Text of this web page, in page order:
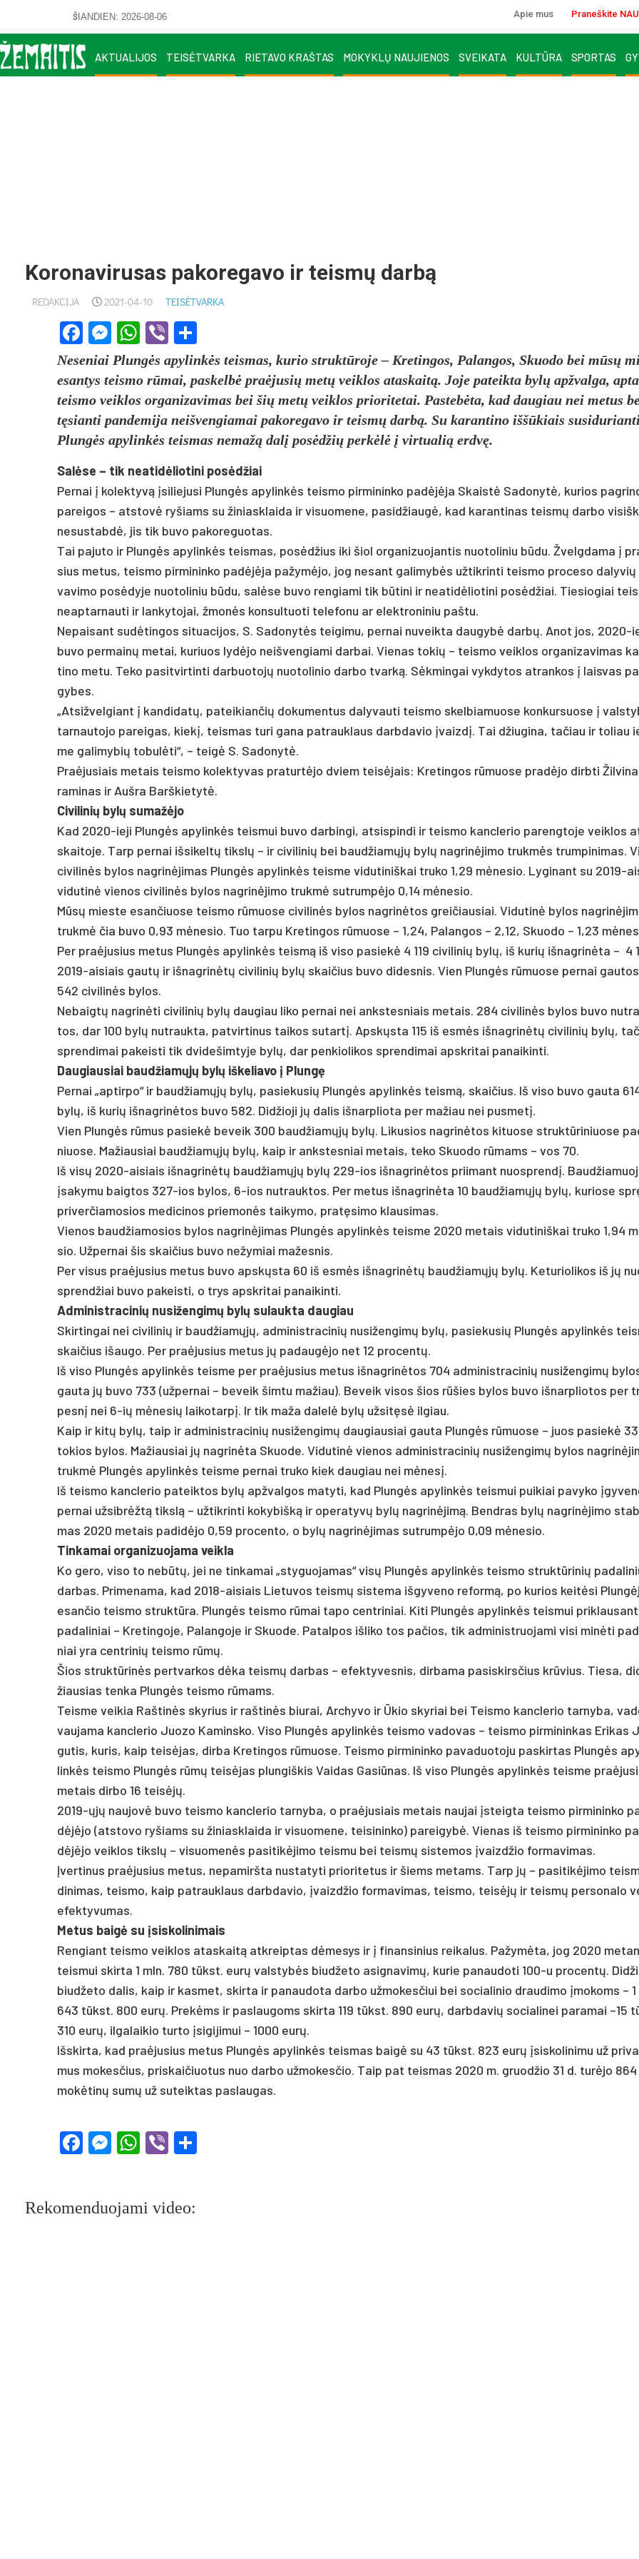
ŠIANDIEN: 2026-08-06 Apie mus Praneškite
AKTUALIJOS TEISĖTVARKA RIETAVO KRAŠTAS MOKYKLŲ NAUJIENOS SVEIKATA KULTŪRA SPORTAS
Koronavirusas pakoregavo ir teismų darbą
REDAKCIJA 2021-04-10 TEISĖTVARKA
Facebook
Messenger
WhatsApp
Viber
Ne­se­niai Plungės apy­linkės teis­mas, ku­rio struktū­ro­je – Kre­tin­gos, Pa­lan­gos, Skuo­do bei mūsų
esan­tys teis­mo rūmai, pa­skelbė pra­ėju­sių metų veik­los ata­skaitą. Jo­je pa­teik­ta bylų ap­žval­ga,
teis­mo veik­los or­ga­ni­za­vi­mas bei šių metų veik­los prio­ri­te­tai. Pas­tebė­ta, kad dau­giau nei me­tus
tęsian­ti pan­de­mi­ja neiš­ven­gia­mai pa­ko­re­ga­vo ir teismų darbą. Su ka­ran­ti­no iššū­kiais
Plungės apy­linkės teis­mas ne­mažą dalį po­sėdžių per­kėlė į vir­tua­lią erdvę.
Salė­se – tik nea­tidė­lio­ti­ni po­sėdžiai
Per­nai į ko­lek­tyvą įsi­lie­ju­si Plungės apy­linkės teis­mo pir­mi­nin­ko pa­dėjėja Skaistė Sa­do­nytė, ku­rios
pa­rei­gos – at­stovė ry­šiams su ži­niask­lai­da ir vi­suo­me­ne, pa­si­džiaugė, kad ka­ran­ti­nas teismų dar­bo
ne­sus­tabdė, jis tik bu­vo pa­ko­re­guo­tas.
Tai pa­ju­to ir Plungės apy­linkės teis­mas, po­sėdžius iki šiol or­ga­ni­zuo­jan­tis nuo­to­li­niu būdu. Žvelg­da­ma į
sius me­tus, teis­mo pir­mi­nin­ko pa­dėjėja pa­žymė­jo, jog ne­sant ga­li­mybės už­tik­rin­ti teis­mo pro­ce­so
va­vi­mo po­sėdy­je nuo­to­li­niu būdu, salė­se bu­vo ren­gia­mi tik būti­ni ir nea­tidė­lio­ti­ni po­sėdžiai. Tie­sio­giai
neap­tar­nau­ti ir lan­ky­to­jai, žmonės kon­sul­tuo­ti te­le­fo­nu ar elekt­ro­ni­niu pa­štu.
Ne­pai­sant su­dėtin­gos si­tua­ci­jos, S. Sa­do­nytės tei­gi­mu, per­nai nu­veik­ta dau­gybė darbų. Anot jos, 2020-
bu­vo per­mainų me­tai, ku­riuos lydė­jo neiš­ven­gia­mi dar­bai. Vie­nas to­kių – teis­mo veik­los or­ga­ni­za­vi­mas
ti­no me­tu. Te­ko pa­si­tvir­tin­ti dar­buo­tojų nuo­to­li­nio dar­bo tvarką. Sėkmin­gai vyk­dy­tos at­ran­kos į lais­vas
gy­bes.
„At­siž­vel­giant į kan­di­datų, pa­tei­kian­čių do­ku­men­tus da­ly­vau­ti teis­mo skel­bia­muo­se kon­kur­suo­se į
tar­nau­to­jo pa­rei­gas, kiekį, teis­mas tu­ri ga­na pa­trauk­laus darb­da­vio įvaizdį. Tai džiu­gi­na, ta­čiau ir to­liau
me ga­li­my­bių to­bulė­ti“, – teigė S. Sa­do­nytė.
Praė­ju­siais me­tais teis­mo ko­lek­ty­vas pra­turtė­jo dviem teisė­jais: Kre­tin­gos rūmuo­se pra­dėjo dirb­ti
ra­mi­nas ir Auš­ra Barš­kie­tytė.
Ci­vi­li­nių bylų su­mažė­jo
Kad 2020-ie­ji Plungės apy­linkės teis­mui bu­vo dar­bin­gi, at­si­spin­di ir teis­mo kanc­le­rio pa­reng­to­je veik­los
skai­to­je. Tarp per­nai iš­si­keltų tikslų – ir ci­vi­li­nių bei baud­žiamųjų bylų nag­rinė­ji­mo trukmės trum­pi­ni­mas.
ci­vi­linės by­los nag­rinė­ji­mas Plungės apy­linkės teis­me vi­du­ti­niš­kai tru­ko 1,29 mėne­sio. Ly­gi­nant su 2019-
vi­du­tinė vie­nos ci­vi­linės by­los nag­rinė­ji­mo trukmė su­trumpė­jo 0,14 mėne­sio.
Mūsų mies­te esan­čiuo­se teis­mo rūmuo­se ci­vi­linės by­los nag­rinė­tos grei­čiau­siai. Vi­du­tinė by­los
trukmė čia bu­vo 0,93 mėne­sio. Tuo tar­pu Kre­tin­gos rūmuo­se – 1,24, Pa­lan­gos – 2,12, Skuo­do – 1,23
Per pra­ėju­sius me­tus Plungės apy­linkės teismą iš vi­so pa­siekė 4 119 ci­vi­li­nių bylų, iš ku­rių iš­nag­rinė­ta – 4
2019-ai­siais gautų ir iš­nag­rinėtų ci­vi­li­nių bylų skai­čius bu­vo di­des­nis. Vien Plungės rūmuo­se per­nai gau­tos
542 ci­vi­linės by­los.
Ne­baigtų nag­rinė­ti ci­vi­li­nių bylų dau­giau li­ko per­nai nei anks­tes­niais me­tais. 284 ci­vi­linės by­los bu­vo
tos, dar 100 bylų nu­trauk­ta, pa­tvir­ti­nus tai­kos su­tartį. Apskųs­ta 115 iš esmės iš­nag­rinėtų ci­vi­li­nių bylų,
spren­di­mai pa­keis­ti tik dvi­de­šim­ty­je bylų, dar pen­kio­li­kos spren­di­mai ap­skri­tai pa­nai­kin­ti.
Dau­giau­siai baud­žiamųjų bylų iš­ke­lia­vo į Plungę
Per­nai „ap­tir­po“ ir baud­žiamųjų bylų, pa­sie­ku­sių Plungės apy­linkės teismą, skai­čius. Iš vi­so bu­vo gau­ta
bylų, iš ku­rių iš­nag­rinė­tos bu­vo 582. Did­žio­ji jų da­lis iš­narp­lio­ta per ma­žiau nei pus­metį.
Vien Plungės rūmus pa­siekė be­veik 300 baud­žiamųjų bylų. Li­ku­sios nag­rinė­tos ki­tuo­se struktū­ri­niuo­se
niuo­se. Ma­žiau­siai baud­žiamųjų bylų, kaip ir anks­tes­niai me­tais, te­ko Skuo­do rūmams – vos 70.
Iš visų 2020-ai­siais iš­nag­rinėtų baud­žiamųjų bylų 229-ios iš­nag­rinė­tos prii­mant nuo­sprendį.
įsa­ky­mu baig­tos 327-ios by­los, 6-ios nu­trauk­tos. Per me­tus iš­nag­rinė­ta 10 baud­žiamųjų bylų, ku­rio­se
pri­ver­čia­mo­sios me­di­ci­nos prie­monės tai­ky­mo, pra­tęsi­mo klau­si­mas.
Vie­nos baud­žia­mo­sios by­los nag­rinė­ji­mas Plungės apy­linkės teis­me 2020 me­tais vi­du­ti­niš­kai tru­ko 1,94
sio. Už­per­nai šis skai­čius bu­vo ne­žy­miai ma­žes­nis.
Per vi­sus pra­ėju­sius me­tus bu­vo ap­skųsta 60 iš esmės iš­nag­rinėtų baud­žiamųjų bylų. Ke­tu­rio­li­kos iš jų
sprend­žiai bu­vo pa­keis­ti, o trys ap­skri­tai pa­nai­kin­ti.
Ad­mi­nist­ra­ci­nių nu­si­žen­gimų bylų su­lauk­ta dau­giau
Skir­tin­gai nei ci­vi­li­nių ir baud­žiamųjų, ad­mi­nist­ra­ci­nių nu­si­žen­gimų bylų, pa­sie­ku­sių Plungės apy­linkės
skai­čius išau­go. Per pra­ėju­sius me­tus jų pa­daugė­jo net 12 pro­centų.
Iš vi­so Plungės apy­linkės teis­me per pra­ėju­sius me­tus iš­nag­rinė­tos 704 ad­mi­nist­ra­ci­nių nu­si­žen­gimų
gau­ta jų bu­vo 733 (už­per­nai – be­veik šim­tu ma­žiau). Be­veik vi­sos šios rūšies by­los bu­vo iš­narp­lio­tos per
pesnį nei 6-ių mėne­sių lai­ko­tarpį. Ir tik ma­ža da­lelė bylų už­sitęsė il­giau.
Kaip ir kitų bylų, taip ir ad­mi­nist­ra­ci­nių nu­si­žen­gimų dau­giau­siai gau­ta Plungės rūmuo­se – juos pa­siekė
to­kios by­los. Ma­žiau­siai jų nag­rinė­ta Skuo­de. Vi­du­tinė vie­nos ad­mi­nist­ra­ci­nių nu­si­žen­gimų by­los
trukmė Plungės apy­linkės teis­me per­nai tru­ko kiek dau­giau nei mėnesį.
Iš teis­mo kanc­le­rio pa­teik­tos bylų ap­žval­gos ma­ty­ti, kad Plungės apy­linkės teis­mui pui­kiai pa­vy­ko
per­nai už­sibrėžtą tikslą – už­tik­rin­ti ko­ky­bišką ir ope­ra­tyvų bylų nag­rinė­jimą. Bend­ras bylų nag­rinė­ji­mo
mas 2020 me­tais pa­didė­jo 0,59 pro­cen­to, o bylų nag­rinė­ji­mas su­trumpė­jo 0,09 mėne­sio.
Tin­ka­mai or­ga­ni­zuo­ja­ma veik­la
Ko ge­ro, vi­so to ne­būtų, jei ne tin­ka­mai „sty­guo­ja­mas“ visų Plungės apy­linkės teis­mo struktū­ri­nių
dar­bas. Pri­me­na­ma, kad 2018-ai­siais Lie­tu­vos teismų sis­te­ma iš­gy­ve­no re­formą, po ku­rios keitė­si
esan­čio teis­mo struktū­ra. Plungės teis­mo rūmai ta­po cent­ri­niai. Ki­ti Plungės apy­linkės teis­mui
pa­da­li­niai – Kre­tin­go­je, Pa­lan­go­je ir Skuo­de. Pa­tal­pos iš­li­ko tos pa­čios, tik ad­mi­nist­ruo­ja­mi vi­si minė­ti
niai yra cent­ri­nių teis­mo rūmų.
Šios struktū­rinės per­tvar­kos dėka teismų dar­bas – efek­ty­ves­nis, dir­ba­ma pa­si­skirs­čius krūvius. Tie­sa,
žiau­sias ten­ka Plungės teis­mo rūmams.
Teis­me vei­kia Raš­tinės sky­rius ir raš­tinės biu­rai, Ar­chy­vo ir Ūkio sky­riai bei Teis­mo kanc­le­rio tar­ny­ba,
vau­ja­ma kanc­le­rio Juo­zo Ka­mins­ko. Vi­so Plungės apy­linkės teis­mo va­do­vas – teis­mo pir­mi­nin­kas Eri­kas
gu­tis, ku­ris, kaip teisė­jas, dir­ba Kre­tin­gos rūmuo­se. Teis­mo pir­mi­nin­ko pa­va­duo­to­ju pa­skir­tas Plungės
linkės teis­mo Plungės rūmų teisė­jas plun­giš­kis Vai­das Ga­siū­nas. Iš vi­so Plungės apy­linkės teis­me
me­tais dir­bo 16 teisėjų.
2019-ųjų nau­jovė bu­vo teis­mo kanc­le­rio tar­ny­ba, o pra­ėju­siais me­tais nau­jai įsteig­ta teis­mo pir­mi­nin­ko
dėjėjo (at­sto­vo ry­šiams su ži­niask­lai­da ir vi­suo­me­ne, tei­si­nin­ko) pa­rei­gybė. Vie­nas iš teis­mo pir­mi­nin­ko
dėjėjo veik­los tikslų – vi­suo­menės pa­si­tikė­ji­mo teis­mu bei teismų sis­te­mos įvaizd­žio for­ma­vi­mas.
Įver­ti­nus pra­ėju­sius me­tus, ne­pa­mirš­ta nusta­ty­ti prio­ri­te­tus ir šiems me­tams. Tarp jų – pa­si­tikė­ji­mo
di­ni­mas, teis­mo, kaip pa­trauk­laus darb­da­vio, įvaizd­žio for­ma­vi­mas, teis­mo, teisėjų ir teismų per­so­na­lo
efek­ty­vu­mas.
Me­tus baigė su įsis­ko­li­ni­mais
Ren­giant teis­mo veik­los ata­skaitą at­kreip­tas dėme­sys ir į fi­nan­si­nius rei­ka­lus. Pa­žymė­ta, jog 2020
teis­mui skir­ta 1 mln. 780 tūkst. eurų vals­tybės biud­že­to asig­na­vimų, ku­rie pa­nau­do­ti 100-u pro­centų.
biud­že­to da­lis, kaip ir kas­met, skir­ta ir pa­nau­do­ta dar­bo už­mo­kes­čiui bei so­cia­li­nio drau­di­mo įmo­koms – 1
643 tūkst. 800 eurų. Prekėms ir pa­slau­goms skir­ta 119 tūkst. 890 eurų, darb­da­vių so­cia­li­nei pa­ra­mai –15
310 eurų, il­ga­lai­kio tur­to įsi­gi­ji­mui – 1000 eurų.
Išs­kir­ta, kad pra­ėju­sius me­tus Plungės apy­linkės teis­mas baigė su 43 tūkst. 823 eurų įsis­ko­li­ni­mu už
mus mo­kes­čius, pri­skai­čiuo­tus nuo dar­bo už­mo­kes­čio. Taip pat teis­mas 2020 m. gruod­žio 31 d. turė­jo
mokė­tinų sumų už su­teik­tas pa­slau­gas.
Facebook
Messenger
WhatsApp
Viber
Rekomenduojami video: